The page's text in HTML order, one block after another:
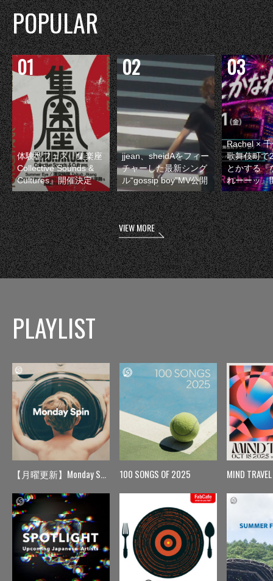
POPULAR
体験型フェス『集楽座
Collective Sounds &
Cultures』開催決定
jjean、sheidAをフィー
チャーした最新シング
ル“gossip boy”MV公開
Rachel ×
歌舞伎町で
とかする『
れーーッ』
VIEW MORE
PLAYLIST
【月曜更新】Monday Spin 100 SONGS OF 2025 MIND TRAVEL